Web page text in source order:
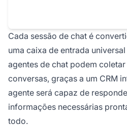
Cada sessão de chat é
uma caixa de entrada
agentes de chat podem
conversas, graças a um CRM
agente será capaz de
informações necessárias
todo.